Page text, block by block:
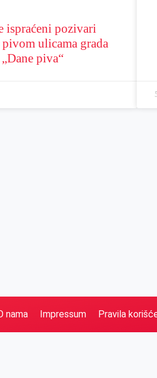
ispraćeni pozivari
ulicama grada
piva“
nama Impressum Pravila